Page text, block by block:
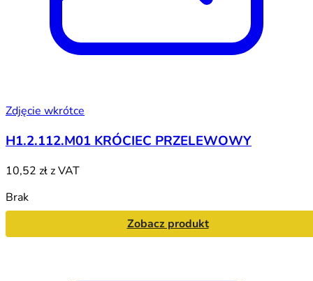
Zdjęcie wkrótce
H1.2.112.M01 KRÓCIEC PRZELEWOWY
10,52 złz VAT
Brak
Zobacz produkt